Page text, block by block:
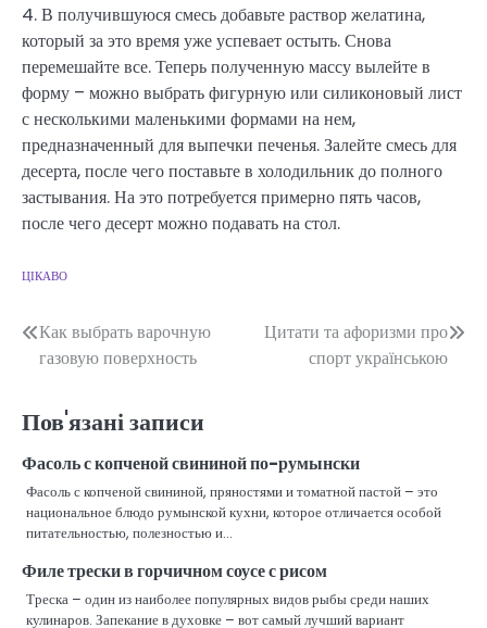
4. В получившуюся смесь добавьте раствор желатина,
который за это время уже успевает остыть. Снова
перемешайте все. Теперь полученную массу вылейте в
форму – можно выбрать фигурную или силиконовый лист
с несколькими маленькими формами на нем,
предназначенный для выпечки печенья. Залейте смесь для
десерта, после чего поставьте в холодильник до полного
застывания. На это потребуется примерно пять часов,
после чего десерт можно подавать на стол.
ЦІКАВО
Навігація
записів
Как выбрать варочную
газовую поверхность
Цитати та афоризми про
спорт українською
Пов'язані записи
Фасоль с копченой свининой по-румынски
Фасоль с копченой свининой, пряностями и томатной пастой – это
национальное блюдо румынской кухни, которое отличается особой
питательностью, полезностью и…
Филе трески в горчичном соусе с рисом
Треска – один из наиболее популярных видов рыбы среди наших
кулинаров. Запекание в духовке – вот самый лучший вариант